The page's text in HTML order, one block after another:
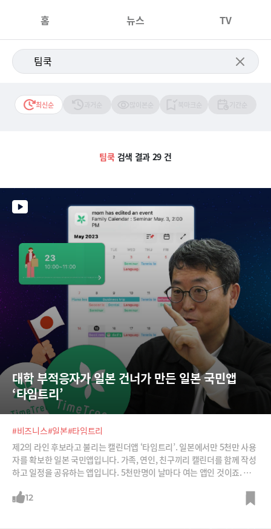
홈 뉴스 TV
최신순
팀쿡검색 결과 29 건
대학 부적응자가 일본 건너가 만든 일본 국민앱
‘타임트리’
#비즈니스#일본#타임트리
제2의 라인 후보라고 불리는 캘린더앱 ‘타임트리’. 일본에서만 5천만 사용
자를 확보한 일본 국민앱입니다. 가족, 연인, 친구끼리 캘린더를 함께 작성
하고 일정을 공유하는 앱입니다. 5천만명이 날마다 여는 앱인 것이죠. 일본
대표는 “일상은 일정의 조합이며, 타임트리는 가족의 과거와 현재, 미래를
12